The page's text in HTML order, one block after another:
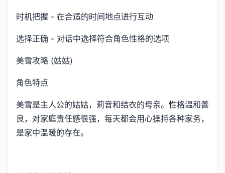
时机把握 - 在合适的时间地点进行互动
选择正确 - 对话中选择符合角色性格的选项
美雪攻略 (姑姑)
角色特点
美雪是主人公的姑姑，莉音和结衣的母亲。性格温和善
良，对家庭责任感很强，每天都会用心操持各种家务，
是家中温暖的存在。